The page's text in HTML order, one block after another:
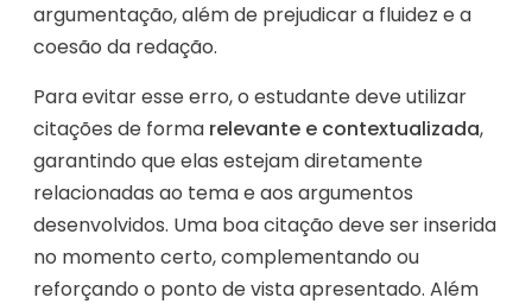
argumentação, além de prejudicar a fluidez e a
coesão da redação.
Para evitar esse erro, o estudante deve utilizar
citações de forma relevante e contextualizada,
garantindo que elas estejam diretamente
relacionadas ao tema e aos argumentos
desenvolvidos. Uma boa citação deve ser inserida
no momento certo, complementando ou
reforçando o ponto de vista apresentado. Além